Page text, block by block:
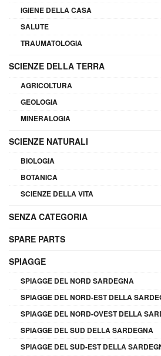
IGIENE DELLA CASA
SALUTE
TRAUMATOLOGIA
SCIENZE DELLA TERRA
AGRICOLTURA
GEOLOGIA
MINERALOGIA
SCIENZE NATURALI
BIOLOGIA
BOTANICA
SCIENZE DELLA VITA
SENZA CATEGORIA
SPARE PARTS
SPIAGGE
SPIAGGE DEL NORD SARDEGNA
SPIAGGE DEL NORD-EST DELLA
SPIAGGE DEL NORD-OVEST DELLA
SPIAGGE DEL SUD DELLA SARDEGNA
SPIAGGE DEL SUD-EST DELLA